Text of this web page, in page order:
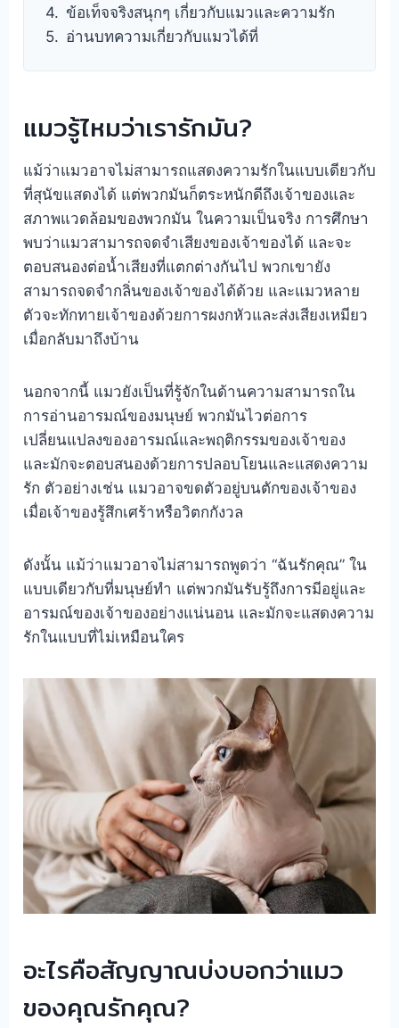
ข้อเท็จจริงสนุกๆ เกี่ยวกับแมวและความรัก
อ่านบทความเกี่ยวกับแมวได้ที่
แมวรู้ไหมว่าเรารักมัน?
แม้ว่าแมวอาจไม่สามารถแสดงความรักในแบบเดียวกับ
ที่สุนัขแสดงได้ แต่พวกมันก็ตระหนักดีถึงเจ้าของและ
สภาพแวดล้อมของพวกมัน ในความเป็นจริง การศึกษา
พบว่าแมวสามารถจดจำเสียงของเจ้าของได้ และจะ
ตอบสนองต่อน้ำเสียงที่แตกต่างกันไป พวกเขายัง
สามารถจดจำกลิ่นของเจ้าของได้ด้วย และแมวหลาย
ตัวจะทักทายเจ้าของด้วยการผงกหัวและส่งเสียงเหมียว
เมื่อกลับมาถึงบ้าน
นอกจากนี้ แมวยังเป็นที่รู้จักในด้านความสามารถใน
การอ่านอารมณ์ของมนุษย์ พวกมันไวต่อการ
เปลี่ยนแปลงของอารมณ์และพฤติกรรมของเจ้าของ
และมักจะตอบสนองด้วยการปลอบโยนและแสดงความ
รัก ตัวอย่างเช่น แมวอาจขดตัวอยู่บนตักของเจ้าของ
เมื่อเจ้าของรู้สึกเศร้าหรือวิตกกังวล
ดังนั้น แม้ว่าแมวอาจไม่สามารถพูดว่า “ฉันรักคุณ” ใน
แบบเดียวกับที่มนุษย์ทำ แต่พวกมันรับรู้ถึงการมีอยู่และ
อารมณ์ของเจ้าของอย่างแน่นอน และมักจะแสดงความ
รักในแบบที่ไม่เหมือนใคร
อะไรคือสัญญาณบ่งบอกว่าแมว
ของคุณรักคุณ?